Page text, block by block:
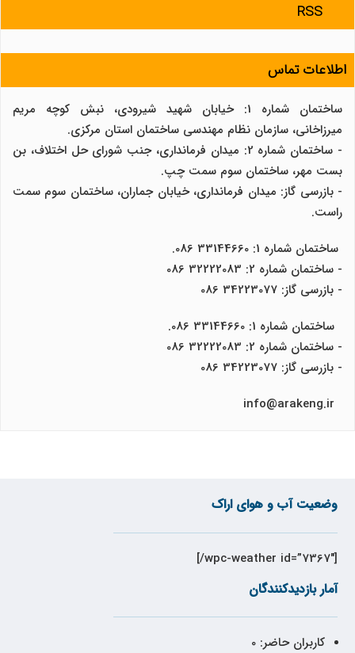
RSS
اطلاعات تماس
ساختمان شماره 1: خیابان شهید شیرودی، نبش کوچه مریم
میرزاخانی، سازمان نظام مهندسی ساختمان استان مرکزی.
- ساختمان شماره 2: میدان فرمانداری، جنب شورای حل اختلاف، بن
بست مهر، ساختمان سوم سمت چپ.
- بازرسی گاز: میدان فرمانداری، خیابان جماران، ساختمان سوم سمت
راست.
ساختمان شماره 1: 33144660 086.
- ساختمان شماره 2: 32222083 086
- بازرسی گاز: 34223077 086
ساختمان شماره 1: 33144660 086.
- ساختمان شماره 2: 32222083 086
- بازرسی گاز: 34223077 086
وضعیت آب و هوای اراک
[wpc-weather id=”7367″/]
آمار بازدیدکنندگان
کاربران حاضر:0